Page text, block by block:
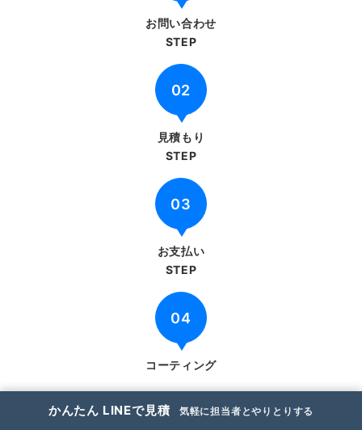
お問い合わせ
STEP
02
見積もり
STEP
03
お支払い
STEP
04
コーティング
かんたん LINEで見積 気軽に担当者とやりとりする